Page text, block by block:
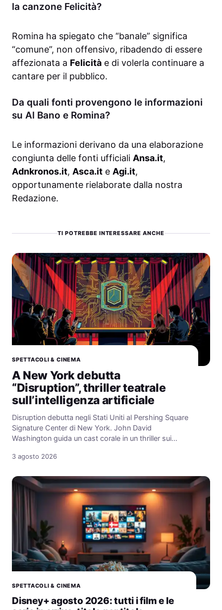
la canzone Felicità?
Romina ha spiegato che “banale” significa
“comune”, non offensivo, ribadendo di essere
affezionata a Felicità e di volerla continuare a
cantare per il pubblico.
Da quali fonti provengono le informazioni
su Al Bano e Romina?
Le informazioni derivano da una elaborazione
congiunta delle fonti ufficiali Ansa.it,
Adnkronos.it, Asca.it e Agi.it,
opportunamente rielaborate dalla nostra
Redazione.
TI POTREBBE INTERESSARE ANCHE
SPETTACOLI & CINEMA
A New York debutta
“Disruption”, thriller teatrale
sull’intelligenza artificiale
Disruption debutta negli Stati Uniti al Pershing Square
Signature Center di New York. John David
Washington guida un cast corale in un thriller sui…
3 agosto 2026
SPETTACOLI & CINEMA
Disney+ agosto 2026: tutti i film e le